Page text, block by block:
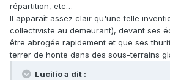
répartition, etc…
Il apparaît assez clair qu'une telle
collectiviste au demeurant), devant ses
être abrogée rapidement et que ses
terrer de honte dans des sous-terrains
Lucilio a dit :